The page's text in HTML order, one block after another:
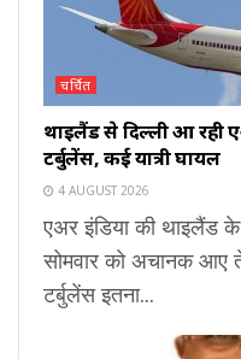
चर्चित
थाइलैंड से दिल्ली आ रही
टर्बुलेंस, कई यात्री घायल
4 AUGUST 2026
एअर इंडिया की थाइलैंड
सोमवार को अचानक
टर्बुलेंस इतना...